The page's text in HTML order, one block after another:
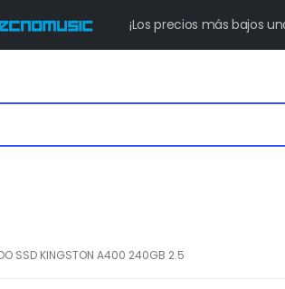
¡Los precios más bajos
SSD KINGSTON A400 240GB 2.5